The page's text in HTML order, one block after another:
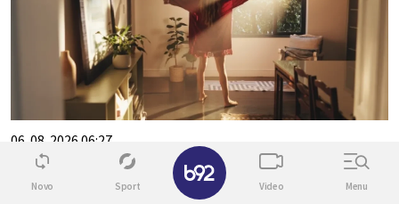
06. 08. 2026 06:27
Male navike koje mentalno jaki ljudi rade svakog jutra:
Ovako započinju dan uspešniji i smireniji ljudi
Novo Sport Video Menu
✕